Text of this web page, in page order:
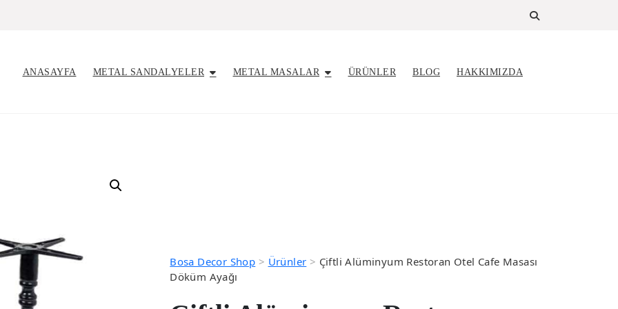
ANASAYFA METAL SANDALYELER METAL MASALAR ÜRÜNLER BLOG HAKKIMIZDA
Bosa Decor Shop > Ürünler > Çiftli Alüminyum Restoran Otel Cafe Masası
Döküm Ayağı